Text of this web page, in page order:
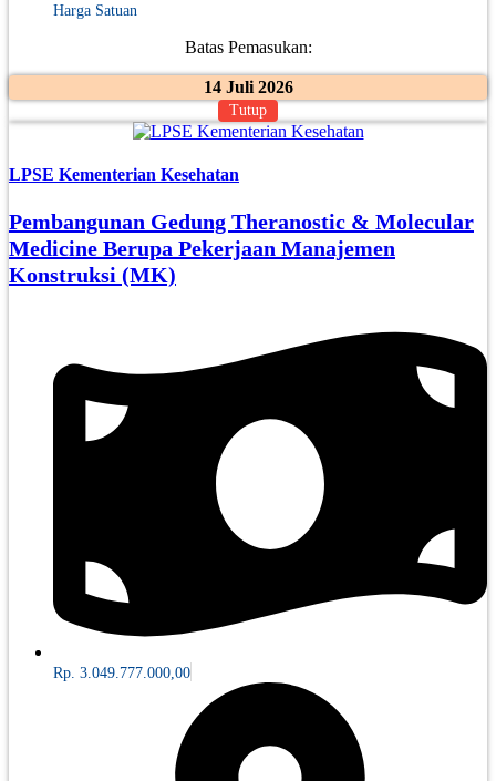
Harga Satuan
Batas Pemasukan:
14 Juli 2026
Tutup
LPSE Kementerian Kesehatan
Pembangunan Gedung Theranostic & Molecular
Medicine Berupa Pekerjaan Manajemen
Konstruksi (MK)
Rp. 3.049.777.000,00